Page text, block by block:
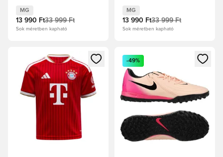
árnyalat/Fekete/Pink
Blast
MG
13 990 Ft33 999 Ft
Sok méretben kapható
Noir
MG
13 990 Ft33 999 Ft
Sok méretben kapható
Megnyit egy modált a bejelentkezéshez vagy a tagként
Megnyit egy modált a
-49%